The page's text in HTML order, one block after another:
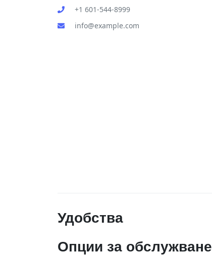
+1 601-544-8999
info@example.com
Удобства
Опции за обслужване